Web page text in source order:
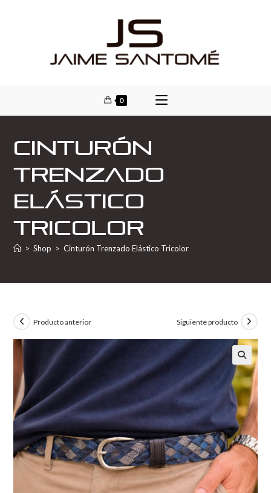
0
Cinturón
Trenzado
Elástico
Tricolor
> Shop > Cinturón Trenzado Elástico Tricolor
Producto anterior Siguiente producto